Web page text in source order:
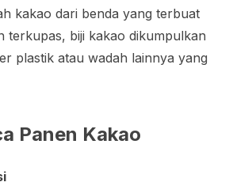
kakao dari benda yang terbuat
terkupas, biji kakao dikumpulkan
plastik atau wadah lainnya yang
Panen Kakao